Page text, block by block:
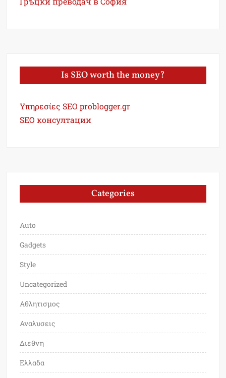
Is SEO worth the money?
Υπηρεσίες SEO problogger.gr
SEO консултации
Categories
Auto
Gadgets
Style
Uncategorized
Αθλητισμος
Αναλυσεις
Διεθνη
Ελλαδα